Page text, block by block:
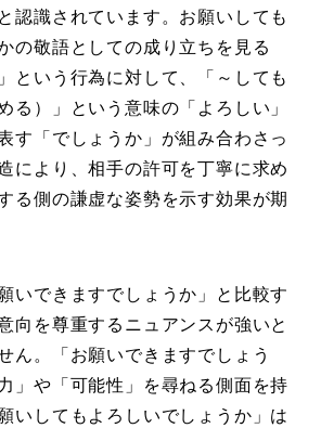
認識されています。お願いしても
の敬語としての成り立ちを見る
という行為に対して、「～しても
る）」という意味の「よろしい」
す「でしょうか」が組み合わさっ
により、相手の許可を丁寧に求め
る側の謙虚な姿勢を示す効果が期
いできますでしょうか」と比較す
向を尊重するニュアンスが強いと
ん。「お願いできますでしょう
」や「可能性」を尋ねる側面を持
いしてもよろしいでしょうか」は